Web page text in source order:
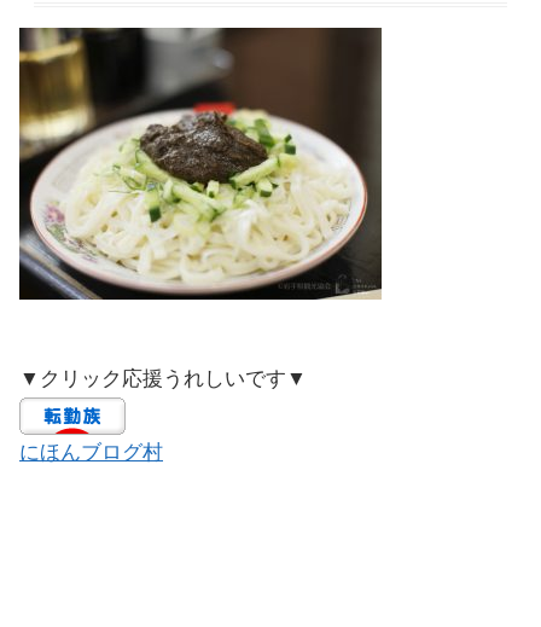
▼クリック応援うれしいです▼
にほんブログ村